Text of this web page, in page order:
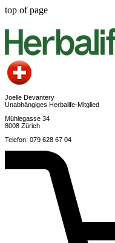
top of page
Joelle Devantery
Unabhängiges Herbalife-Mitglied
Mühlegasse 34
8008 Zürich
Telefon: 079 628 67 04